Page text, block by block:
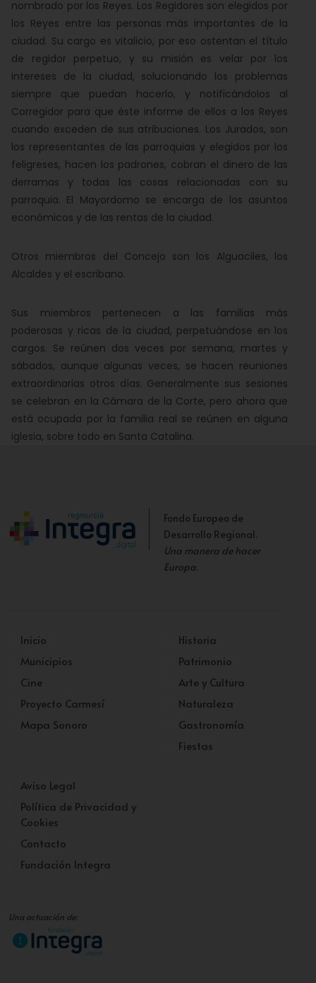
nombrado por los Reyes. Los Regidores son elegidos por
los Reyes entre las personas más importantes de la
ciudad. Su cargo es vitalicio, por eso ostentan el título
de regidor perpetuo, y su misión es velar por los
intereses de la ciudad, solucionando los problemas
siempre que puedan hacerlo, y notificándolos al
Corregidor para que éste informe de ellos a los Reyes
cuando exceden de sus atribuciones. Los Jurados, son
los representantes de las parroquias y elegidos por los
feligreses, hacen los padrones, cobran el dinero de las
derramas y todas las cosas relacionadas con su
parroquia. El Mayordomo se encarga de los asuntos
económicos y de las rentas de la ciudad.
Otros miembros del Concejo son los Alguaciles, los
Alcaldes y el escribano.
Sus miembros pertenecen a las familias más
poderosas y ricas de la ciudad, perpetuándose en los
cargos. Se reúnen dos veces por semana, martes y
sábados, aunque algunas veces, se hacen reuniones
extraordinarias otros días. Generalmente sus sesiones
se celebran en la Cámara de la Corte, pero ahora que
está ocupada por la familia real se reúnen en alguna
iglesia, sobre todo en Santa Catalina.
Fondo Europeo de
Desarrollo Regional.
Una manera de hacer
Europa.
Inicio
Municipios
Cine
Proyecto Carmesí
Mapa Sonoro
Historia
Patrimonio
Arte y Cultura
Naturaleza
Gastronomía
Fiestas
Aviso Legal
Política de Privacidad y
Cookies
Contacto
Fundación Integra
Una actuación de: